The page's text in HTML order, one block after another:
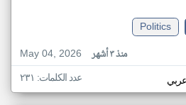
Politics
May 04, 2026
منذ ٣ أشهر
عدد الكلمات: ٢٣١